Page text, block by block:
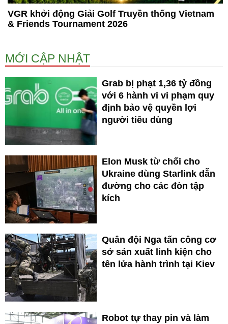
VGR khởi động Giải Golf Truyền thống Vietnam
& Friends Tournament 2026
MỚI CẬP NHẬT
Grab bị phạt 1,36 tỷ đồng
với 6 hành vi vi phạm quy
định bảo vệ quyền lợi
người tiêu dùng
Elon Musk từ chối cho
Ukraine dùng Starlink dẫn
đường cho các đòn tập
kích
Quân đội Nga tấn công cơ
sở sản xuất linh kiện cho
tên lửa hành trình tại Kiev
Robot tự thay pin và làm